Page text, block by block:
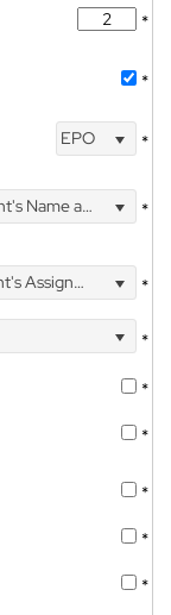
*
*
EPO *
and Address *
*
*
*
*
*
*
*